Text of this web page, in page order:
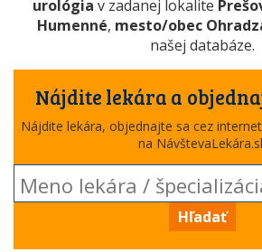
urológia v zadanej lokalite
Humenné, mesto/obec
našej databáze.
Nájdite lekára a
Nájdite lekára, objednajte sa cez
na
Hľadať